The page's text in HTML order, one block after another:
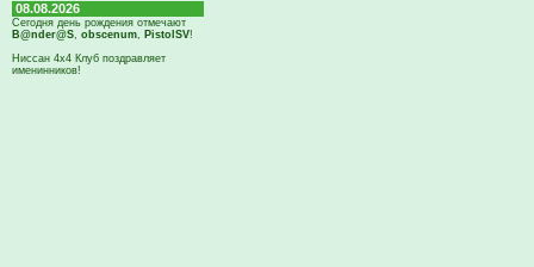
08.08.2026
Сегодня день рождения отмечают
B@nder@S, obscenum, PistolSV!
Ниссан 4х4 Клуб поздравляет
именинников!